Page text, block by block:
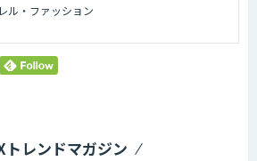
ル・ファッション
トレンドマガジン